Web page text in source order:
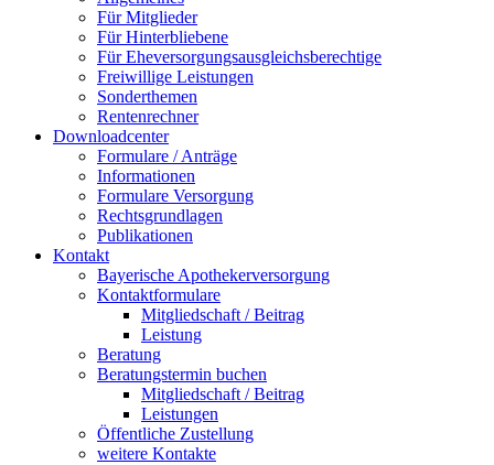
Für Mitglieder
Für Hinterbliebene
Für Eheversorgungsausgleichsberechtige
Freiwillige Leistungen
Sonderthemen
Rentenrechner
Downloadcenter
Formulare / Anträge
Informationen
Formulare Versorgung
Rechtsgrundlagen
Publikationen
Kontakt
Bayerische Apothekerversorgung
Kontaktformulare
Mitgliedschaft / Beitrag
Leistung
Beratung
Beratungstermin buchen
Mitgliedschaft / Beitrag
Leistungen
Öffentliche Zustellung
weitere Kontakte